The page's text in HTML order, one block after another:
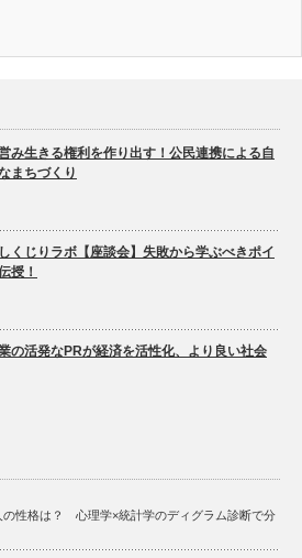
み生きる権利を作り出す！公民連携による自
まちづくり
くじりラボ【座談会】失敗から学ぶべきポイ
授！
の活発なPRが経済を活性化、より良い社会
の性格は？ 心理学×統計学のディグラム診断で分